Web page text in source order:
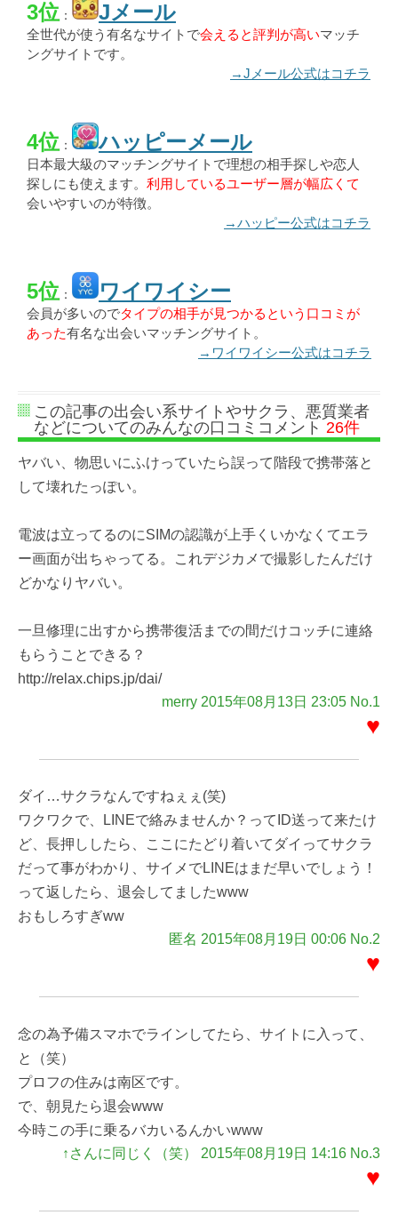
3位 ： Jメール
全世代が使う有名なサイトで会えると評判が高いマッチ
ングサイトです。
→Jメール公式はコチラ
4位 ： ハッピーメール
日本最大級のマッチングサイトで理想の相手探しや恋人
探しにも使えます。 利用しているユーザー層が幅広くて
会いやすいのが特徴。
→ハッピー公式はコチラ
5位 ： ワイワイシー
会員が多いのでタイプの相手が見つかるという口コミが
あった有名な出会いマッチングサイト。
→ワイワイシー公式はコチラ
この記事の出会い系サイトやサクラ、悪質業者
などについてのみんなの口コミコメント 26件
ヤバい、物思いにふけっていたら誤って階段で携帯落と
して壊れたっぽい。
電波は立ってるのにSIMの認識が上手くいかなくてエラ
ー画面が出ちゃってる。これデジカメで撮影したんだけ
どかなりヤバい。
一旦修理に出すから携帯復活までの間だけコッチに連絡
もらうことできる？
http://relax.chips.jp/dai/
merry 2015年08月13日 23:05 No.1
♥
ダイ…サクラなんですねぇぇ(笑)
ワクワクで、LINEで絡みませんか？ってID送って来たけ
ど、長押ししたら、ここにたどり着いてダイってサクラ
だって事がわかり、サイメでLINEはまだ早いでしょう！
って返したら、退会してましたwww
おもしろすぎww
匿名 2015年08月19日 00:06 No.2
♥
念の為予備スマホでラインしてたら、サイトに入って、
と（笑）
プロフの住みは南区です。
で、朝見たら退会www
今時この手に乗るバカいるんかいwww
↑さんに同じく（笑） 2015年08月19日 14:16 No.3
♥